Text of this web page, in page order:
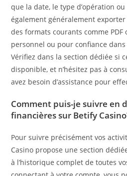
que la date, le type d’opération
également généralement
des formats courants comme PDF
personnel ou pour confiance
Vérifiez dans la section dédiée si
disponible, et n’hésitez pas à
avez besoin d’assistance pour
Comment puis-je suivre en
financières sur Betify
Pour suivre précisément vos
Casino propose une section
à l’historique complet de toutes